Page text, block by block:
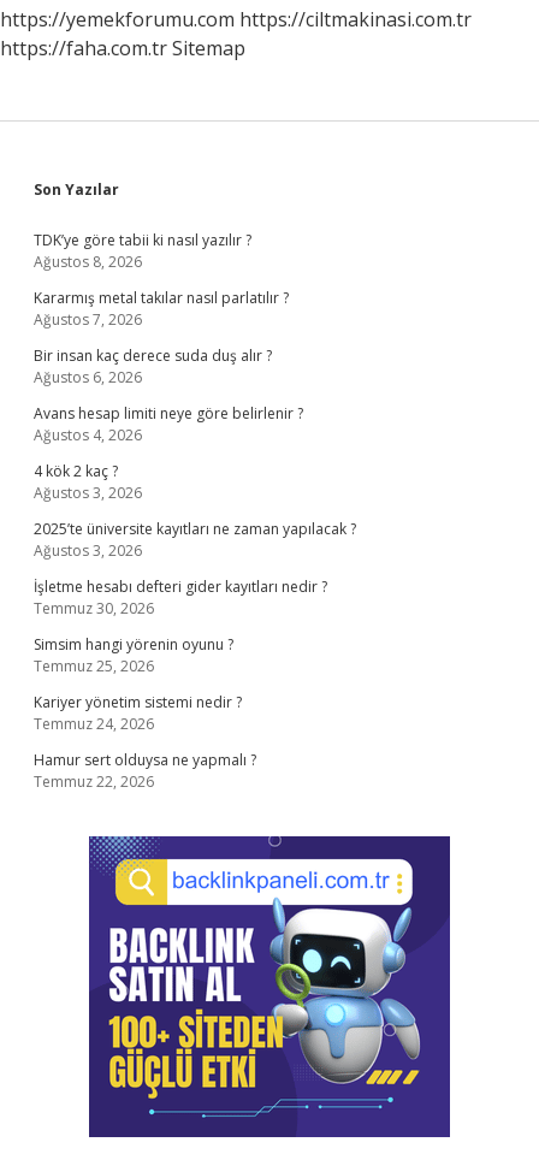
https://yemekforumu.com https://ciltmakinasi.com.tr
https://faha.com.trSitemap
Sidebar
Son Yazılar
TDK’ye göre tabii ki nasıl yazılır ?
Ağustos 8, 2026
Kararmış metal takılar nasıl parlatılır ?
Ağustos 7, 2026
Bir insan kaç derece suda duş alır ?
Ağustos 6, 2026
Avans hesap limiti neye göre belirlenir ?
Ağustos 4, 2026
4 kök 2 kaç ?
Ağustos 3, 2026
2025’te üniversite kayıtları ne zaman yapılacak ?
Ağustos 3, 2026
İşletme hesabı defteri gider kayıtları nedir ?
Temmuz 30, 2026
Simsim hangi yörenin oyunu ?
Temmuz 25, 2026
Kariyer yönetim sistemi nedir ?
Temmuz 24, 2026
Hamur sert olduysa ne yapmalı ?
Temmuz 22, 2026